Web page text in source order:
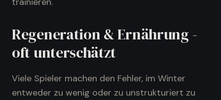
Regeneration & Ernährung -
oft unterschätzt
Viele Spieler machen den Fehler, im Winter
entweder zu wenig oder zu unstrukturiert zu